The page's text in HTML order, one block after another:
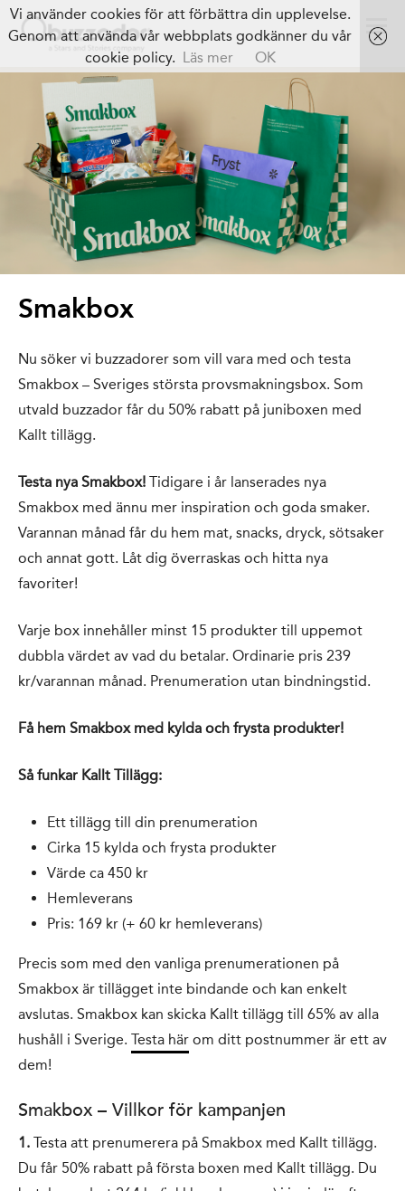
Smakbox
Nu söker vi buzzadorer som vill vara med och testa
Smakbox – Sveriges största provsmakningsbox. Som
utvald buzzador får du 50% rabatt på juniboxen med
Kallt tillägg.
Testa nya Smakbox! Tidigare i år lanserades nya
Smakbox med ännu mer inspiration och goda smaker.
Varannan månad får du hem mat, snacks, dryck, sötsaker
och annat gott. Låt dig överraskas och hitta nya
favoriter!
Varje box innehåller minst 15 produkter till uppemot
dubbla värdet av vad du betalar. Ordinarie pris 239
kr/varannan månad. Prenumeration utan bindningstid.
Få hem Smakbox med kylda och frysta produkter!
Så funkar Kallt Tillägg:
Ett tillägg till din prenumeration
Cirka 15 kylda och frysta produkter
Värde ca 450 kr
Hemleverans
Pris: 169 kr (+ 60 kr hemleverans)
Precis som med den vanliga prenumerationen på
Smakbox är tillägget inte bindande och kan enkelt
avslutas. Smakbox kan skicka Kallt tillägg till 65% av alla
hushåll i Sverige. Testa här om ditt postnummer är ett av
dem!
Smakbox – Villkor för kampanjen
1. Testa att prenumerera på Smakbox med Kallt tillägg.
Du får 50% rabatt på första boxen med Kallt tillägg. Du
Vi använder cookies för att förbättra din upplevelse.
Genom att använda vår webbplats godkänner du vår
cookie policy. Läs mer OK